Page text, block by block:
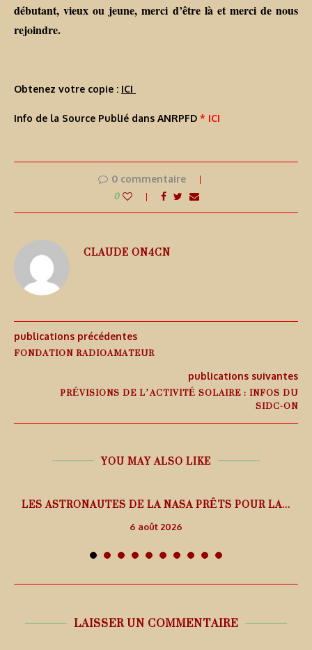
débutant, vieux ou jeune, merci d’être là et merci de nous
rejoindre.
Obtenez votre copie : ICI
Info de la Source Publié dans ANRPFD * ICI
0 commentaire
0
CLAUDE ON4CN
publications précédentes
FONDATION RADIOAMATEUR
publications suivantes
PRÉVISIONS DE L’ACTIVITÉ SOLAIRE : INFOS DU
SIDC-ON
YOU MAY ALSO LIKE
LES ASTRONAUTES DE LA NASA PRÊTS POUR LA...
6 août 2026
LAISSER UN COMMENTAIRE